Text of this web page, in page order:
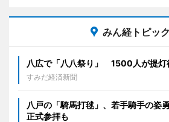
みん経トピッ
八広で「八八祭り」 1500人が提灯
すみだ経済新聞
八戸の「騎馬打毬」、若手騎手の
正式参拝も